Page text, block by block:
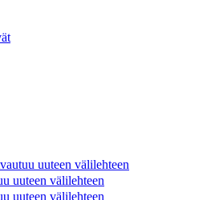
uuteen välilehteen
uuteen välilehteen
uuteen välilehteen